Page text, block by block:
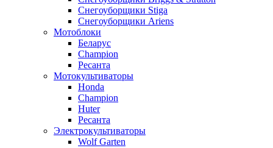
Снегоуборщики Stiga
Снегоуборщики Ariens
Мотоблоки
Беларус
Champion
Ресанта
Мотокультиваторы
Honda
Champion
Huter
Ресанта
Электрокультиваторы
Wolf Garten